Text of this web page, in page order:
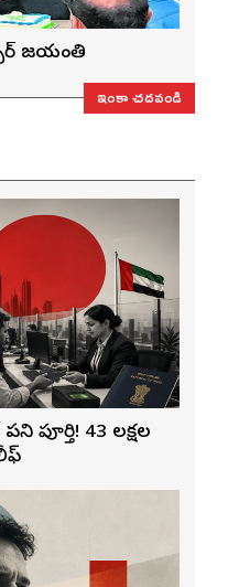
జయంతి
ఇంకా చదవండి
పూర్తి! 43 లక్షల